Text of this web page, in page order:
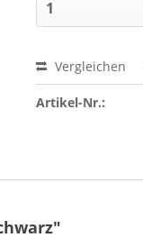
Vergleichen
Artikel-Nr.: